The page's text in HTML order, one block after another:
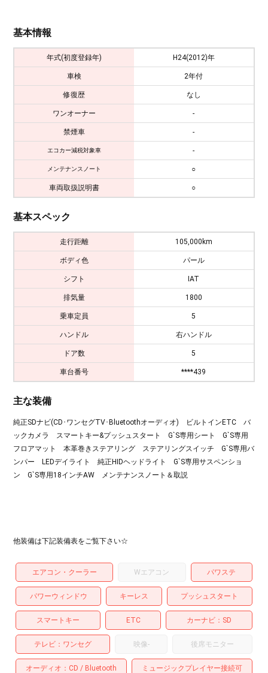
基本情報
年式(初度登録年) H24(2012)年
車検 2年付
修復歴 なし
ワンオーナー -
禁煙車 -
エコカー減税対象車 -
メンテナンスノート ○
車両取扱説明書 ○
基本スペック
走行距離 105,000km
ボディ色 パール
シフト IAT
排気量 1800
乗車定員 5
ハンドル 右ハンドル
ドア数 5
車台番号 ****439
主な装備
純正SDナビ(CD･ワンセグTV･Bluetoothオーディオ) ビルトインETC バ
ックカメラ スマートキー&プッシュスタート G`S専用シート G`S専用
フロアマット 本革巻きステアリング ステアリングスイッチ G`S専用バ
ンパー LEDデイライト 純正HIDヘッドライト G`S専用サスペンショ
ン G`S専用18インチAW メンテナンスノート＆取説
他装備は下記装備表をご覧下さい☆
エアコン・クーラー Wエアコン パワステ
パワーウィンドウ キーレス プッシュスタート
スマートキー ETC カーナビ SD
テレビ ワンセグ 映像- 後席モニター
オーディオ CD Bluetooth ミュージックプレイヤー接続可